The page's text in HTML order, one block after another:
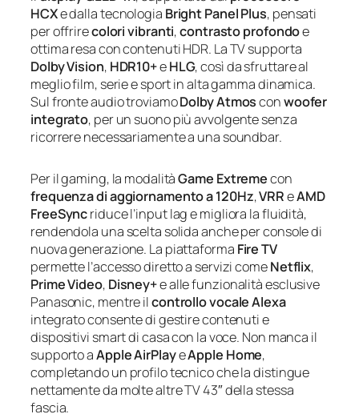
HCXe dalla tecnologia Bright Panel Plus, pensati
per offrirecolori vibranti,contrasto profondoe
ottima resa con contenuti HDR. La TV supporta
Dolby Vision, HDR10+eHLG, così da sfruttare al
meglio film, serie e sport in alta gamma dinamica.
Sul fronte audio troviamoDolby Atmosconwoofer
integrato, per un suono più avvolgente senza
ricorrere necessariamente a una soundbar.
Per il gaming, la modalitàGame Extremecon
frequenza di aggiornamento a 120Hz,VRReAMD
FreeSyncriduce l’input lag e migliora la fluidità,
rendendola una scelta solida anche per console di
nuova generazione. La piattaforma Fire TV
permette l’accesso diretto a servizi comeNetflix,
Prime Video, Disney+e alle funzionalità esclusive
Panasonic, mentre ilcontrollo vocale Alexa
integrato consente di gestire contenuti e
dispositivi smart di casa con la voce. Non manca il
supporto aApple AirPlayeApple Home,
completando un profilo tecnico che la distingue
nettamente da molte altre TV 43″ della stessa
fascia.